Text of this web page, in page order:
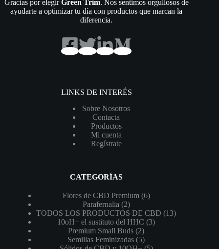
Gracias por elegirGreen Trim. Nos sentimos orgullosos de
ayudarte a optimizar tu día con productos que marcan la
diferencia.
LINKS DE INTERÉS
Sobre Nosotros
Contacta
Productos
Mi cuenta
Regístrate
CATEGORÍAS
Flores de CBD Premium 66
Parafernalia 22
productos
TODOS LOS PRODUCTOS DE CBD 1313
10oH+ el sustituto del HHC 33
Premium Small Buds 22
productos
Semillas Feminizadas 55